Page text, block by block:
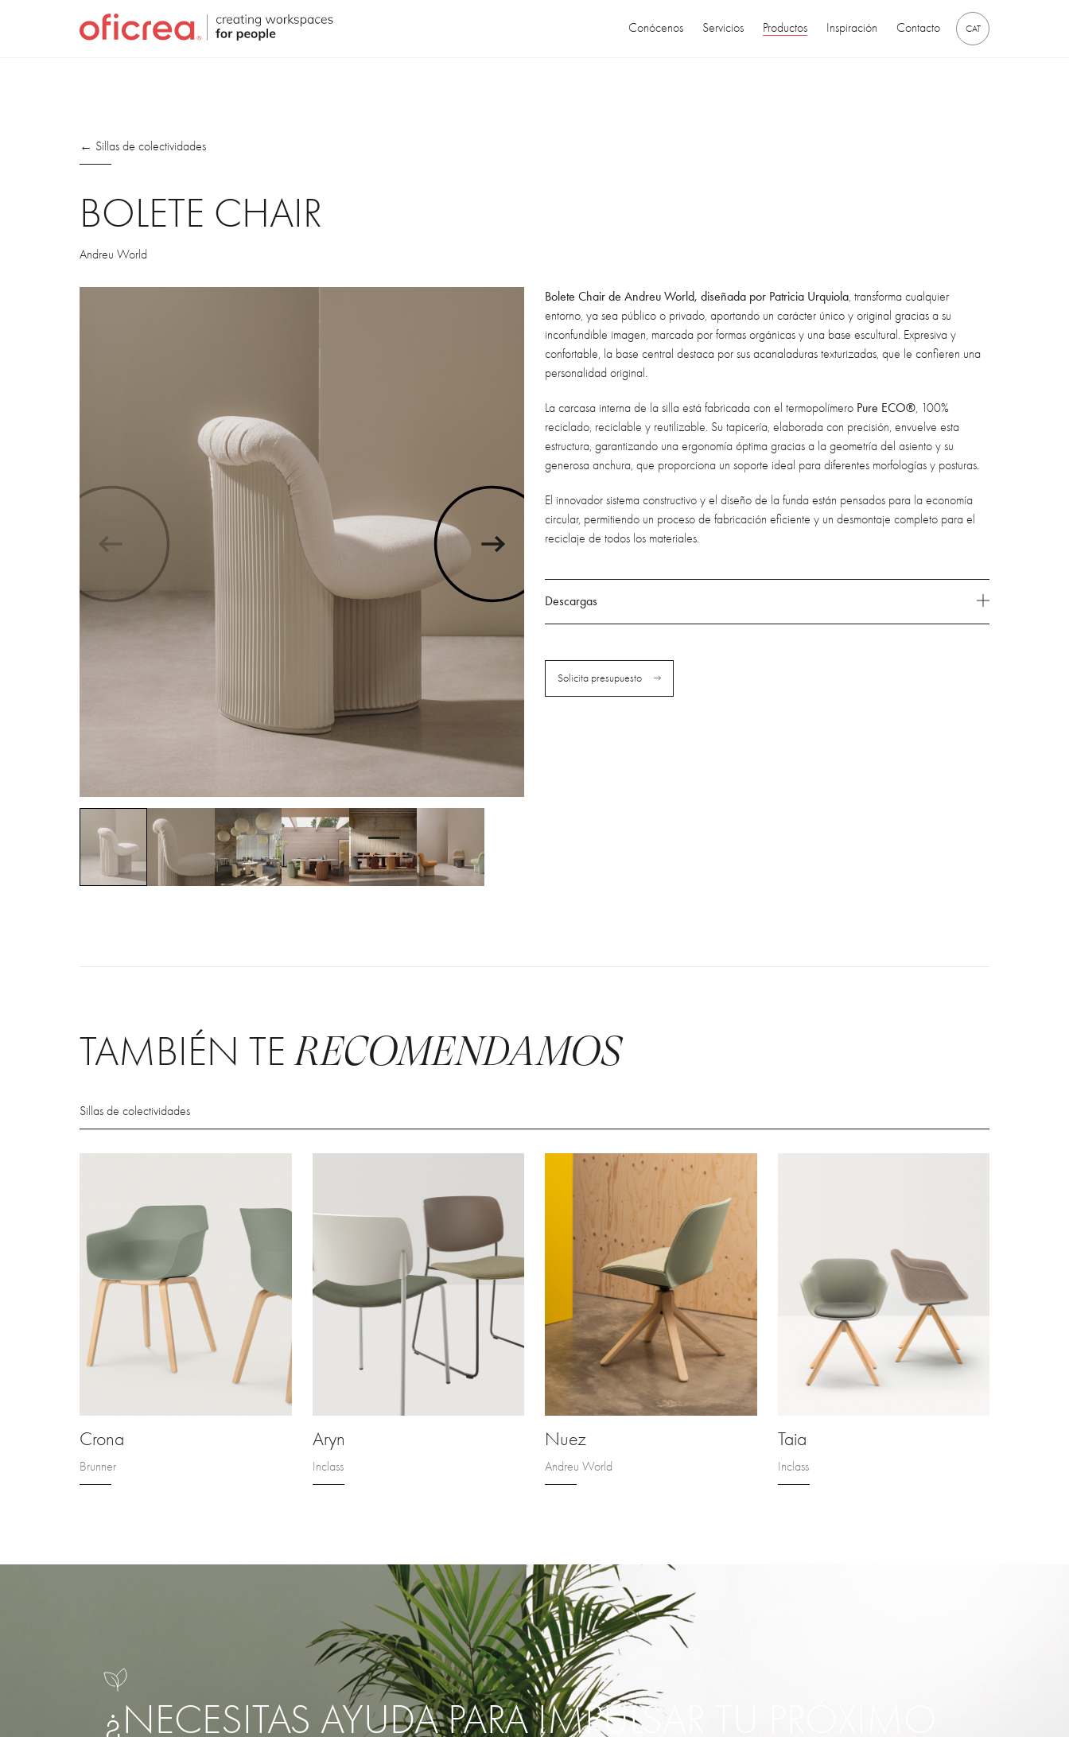
Conócenos Servicios Productos Inspiración Contacto CAT
← Sillas de colectividades
BOLETE CHAIR
Andreu World
Bolete Chair de Andreu World, diseñada por Patricia Urquiola, transforma cualquier
entorno, ya sea público o privado, aportando un carácter único y original gracias a su
inconfundible imagen, marcada por formas orgánicas y una base escultural. Expresiva y
confortable, la base central destaca por sus acanaladuras texturizadas, que le confieren una
personalidad original.
La carcasa interna de la silla está fabricada con el termopolímero Pure ECO®, 100%
reciclado, reciclable y reutilizable. Su tapicería, elaborada con precisión, envuelve esta
estructura, garantizando una ergonomía óptima gracias a la geometría del asiento y su
generosa anchura, que proporciona un soporte ideal para diferentes morfologías y posturas.
El innovador sistema constructivo y el diseño de la funda están pensados para la economía
circular, permitiendo un proceso de fabricación eficiente y un desmontaje completo para el
reciclaje de todos los materiales.
Descargas
Solicita presupuesto
TAMBIÉN TERECOMENDAMOS
Sillas de colectividades
Crona
Brunner
Aryn
Inclass
Nuez
Andreu World
Taia
Inclass
¿NECESITAS AYUDA PARA IMPULSAR TU PRÓXIMO